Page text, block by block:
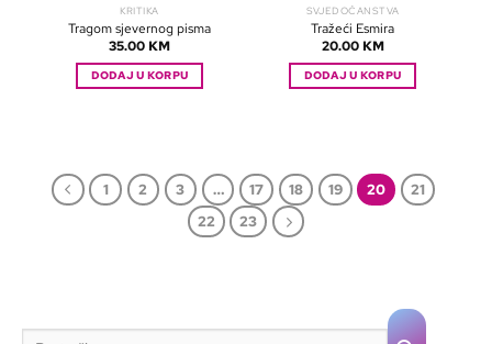
KRITIKA
Tragom sjevernog pisma
35.00 KM
DODAJ U KORPU
SVJEDOČANSTVA
Tražeći Esmira
20.00 KM
DODAJ U KORPU
1 2 3 … 17 18 19 20
21
22
23